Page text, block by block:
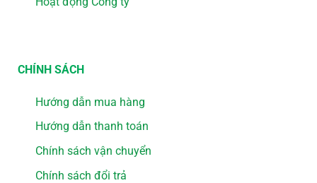
CHÍNH SÁCH
Hướng dẫn mua hàng
Hướng dẫn thanh toán
Chính sách vận chuyển
Chính sách đổi trả